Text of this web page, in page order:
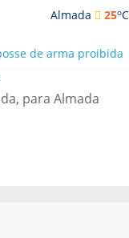
Almada 25oC
de arma proibida
necessários
detectam
problema de má
para Almada